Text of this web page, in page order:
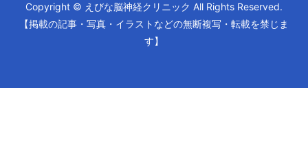
Copyright © えびな脳神経クリニック All Rights Reserved.
【掲載の記事・写真・イラストなどの無断複写・転載を禁じま
す】